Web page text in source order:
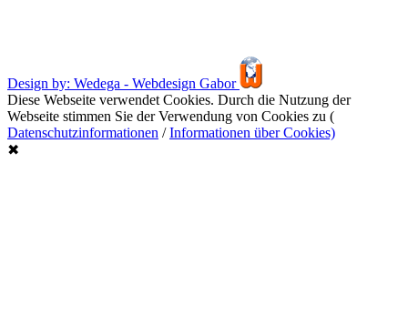
Design by: Wedega - Webdesign Gabor
Diese Webseite verwendet Cookies. Durch die Nutzung der
Webseite stimmen Sie der Verwendung von Cookies zu (
Datenschutzinformationen /Informationen über Cookies)
✖